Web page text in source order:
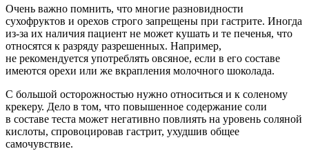
Очень важно помнить, что многие разновидности
сухофруктов и орехов строго запрещены при гастрите. Иногда
из-за их наличия пациент не может кушать и те печенья, что
относятся к разряду разрешенных. Например,
не рекомендуется употреблять овсяное, если в его составе
имеются орехи или же вкрапления молочного шоколада.
С большой осторожностью нужно относиться и к соленому
крекеру. Дело в том, что повышенное содержание соли
в составе теста может негативно повлиять на уровень соляной
кислоты, спровоцировав гастрит, ухудшив общее
самочувствие.